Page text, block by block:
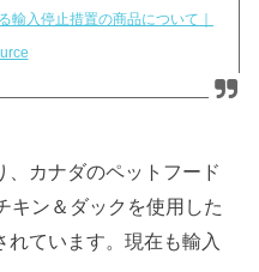
輸入停止措置の商品について｜
、カナダのペットフード
キン＆ダックを使用した
ています。現在も輸入